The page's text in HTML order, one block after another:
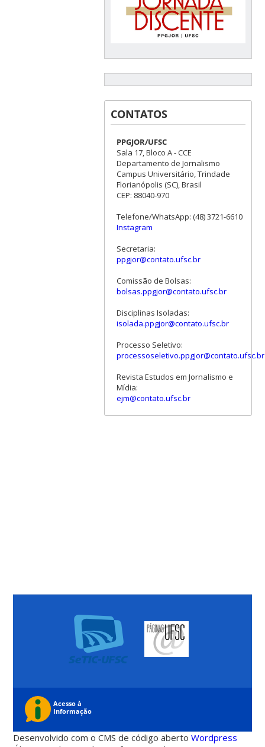
CONTATOS
PPGJOR/UFSC
Sala 17, Bloco A - CCE
Departamento de Jornalismo
Campus Universitário, Trindade
Florianópolis (SC), Brasil
CEP: 88040-970
Telefone/WhatsApp: (48) 3721-6610
Instagram
Secretaria:
ppgjor@contato.ufsc.br
Comissão de Bolsas:
bolsas.ppgjor@contato.ufsc.br
Disciplinas Isoladas:
isolada.ppgjor@contato.ufsc.br
Processo Seletivo:
processoseletivo.ppgjor@contato.ufsc.br
Revista Estudos em Jornalismo e
Mídia:
ejm@contato.ufsc.br
Desenvolvido com o CMS de código abertoWordpress